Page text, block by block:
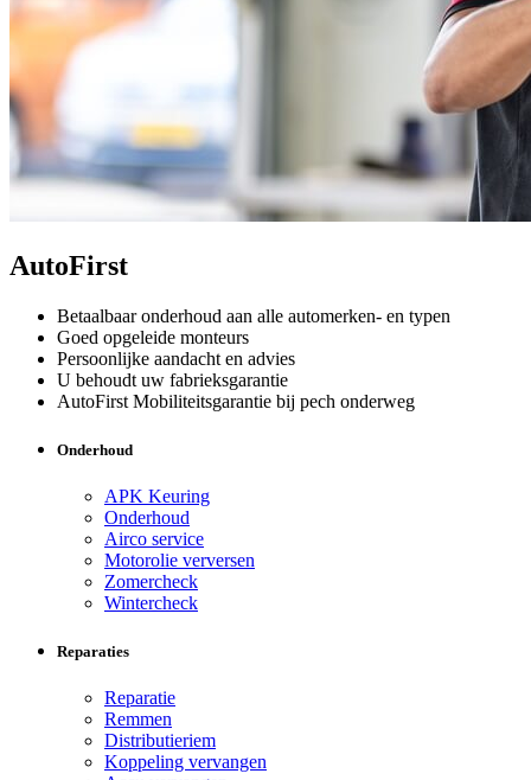
AutoFirst
Betaalbaar onderhoud aan alle automerken- en typen
Goed opgeleide monteurs
Persoonlijke aandacht en advies
U behoudt uw fabrieksgarantie
AutoFirst Mobiliteitsgarantie bij pech onderweg
Onderhoud
APK Keuring
Onderhoud
Airco service
Motorolie verversen
Zomercheck
Wintercheck
Reparaties
Reparatie
Remmen
Distributieriem
Koppeling vervangen